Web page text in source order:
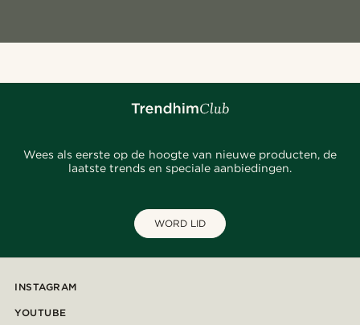
Wees als eerste op de hoogte van nieuwe producten, de
laatste trends en speciale aanbiedingen.
WORD LID
INSTAGRAM
YOUTUBE